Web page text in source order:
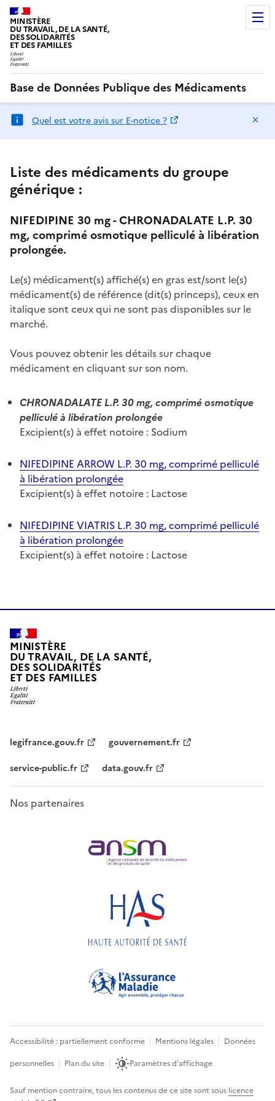
MINISTÈRE
DU TRAVAIL, DE LA SANTÉ,
DES SOLIDARITÉS
ET DES FAMILLES
Base de Données Publique des Médicaments
Quel est votre avis sur E-notice ?
Liste des médicaments du groupe
générique :
NIFEDIPINE 30 mg - CHRONADALATE L.P. 30
mg, comprimé osmotique pelliculé à libération
prolongée.
Le(s) médicament(s) affiché(s) en gras est/sont le(s)
médicament(s) de référence (dit(s) princeps), ceux en
italique sont ceux qui ne sont pas disponibles sur le
marché.
Vous pouvez obtenir les détails sur chaque
médicament en cliquant sur son nom.
CHRONADALATE L.P. 30 mg, comprimé osmotique
pelliculé à libération prolongée
Excipient(s) à effet notoire : Sodium
NIFEDIPINE ARROW L.P. 30 mg, comprimé pelliculé
à libération prolongée
Excipient(s) à effet notoire : Lactose
NIFEDIPINE VIATRIS L.P. 30 mg, comprimé pelliculé
à libération prolongée
Excipient(s) à effet notoire : Lactose
MINISTÈRE
DU TRAVAIL, DE LA SANTÉ,
DES SOLIDARITÉS
ET DES FAMILLES
legifrance.gouv.fr
gouvernement.fr
service-public.fr
data.gouv.fr
Nos partenaires
Accessibilité : partiellement conforme Mentions légales
Données
personnelles
Plan du site Paramètres d'affichage
Sauf mention contraire, tous les contenus de ce site sont sous licence